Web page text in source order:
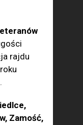
rajdu
Zamość,